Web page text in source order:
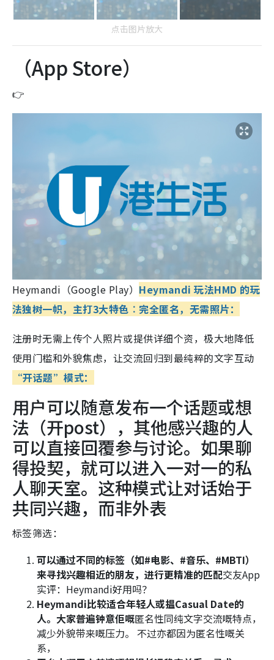
点击图片放大
（App Store）
👉
Heymandi（Google Play） Heymandi 玩法HMD 的玩
法独树一帜，主打3大特色︰ 完全匿名，无需照片：
注册时无需上传个人照片或提供详细个资，极大地降低
使用门槛和外貌焦虑，让交流回归到最纯粹的文字互动
“开话题”模式：
用户可以随意发布一个话题或想
法（开post），其他感兴趣的人
可以直接回覆参与讨论。如果聊
得投契，就可以进入一对一的私
人聊天室。这种模式让对话始于
共同兴趣，而非外表
标签筛选：
可以通过不同的标签（如#电影、#音乐、#MBTI）
来寻找兴趣相近的朋友，进行更精准的匹配交友App
实评：Heymandi好用吗？
Heymandi比较适合年轻人或揾Casual Date的
人。大家普遍钟意佢嘅匿名性同纯文字交流嘅特点，
减少外貌带来嘅压力。 不过亦都因为匿名性嘅关
系，